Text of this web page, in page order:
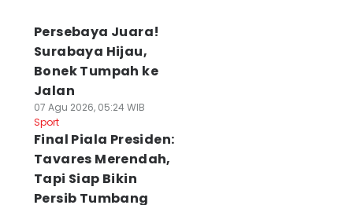
Persebaya Juara!
Surabaya Hijau,
Bonek Tumpah ke
Jalan
07 Agu 2026, 05:24 WIB
Sport
Final Piala Presiden:
Tavares Merendah,
Tapi Siap Bikin
Persib Tumbang